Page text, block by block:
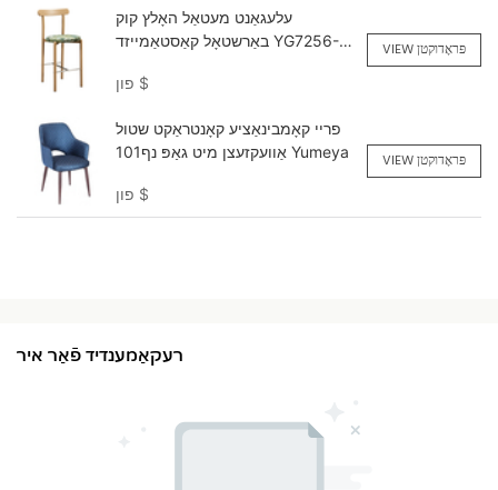
עלעגאַנט מעטאַל האָלץ קוק
באַרשטאָל קאַסטאַמייזד YG7256-
$
VIEW פּראָדוקטן
פריי קאָמבינאַציע קאָנטראַקט שטול
אַוועקזעצן מיט גאַפּ נף101 Yumeya
$
VIEW פּראָדוקטן
רעקאַמענדיד פֿאַר איר